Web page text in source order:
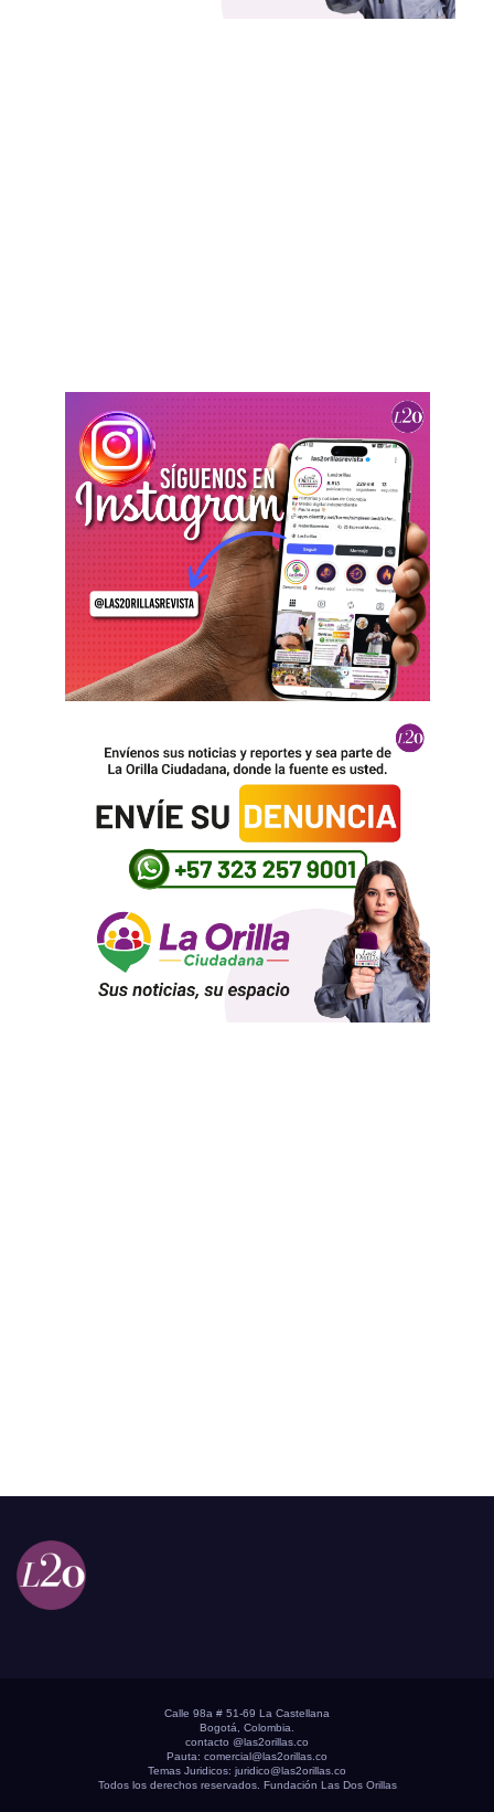
Calle 98a # 51-69 La Castellana
Bogotá, Colombia.
contacto @las2orillas.co
Pauta: comercial@las2orillas.co
Temas Juridicos: juridico@las2orillas.co
Todos los derechos reservados. Fundación Las Dos Orillas